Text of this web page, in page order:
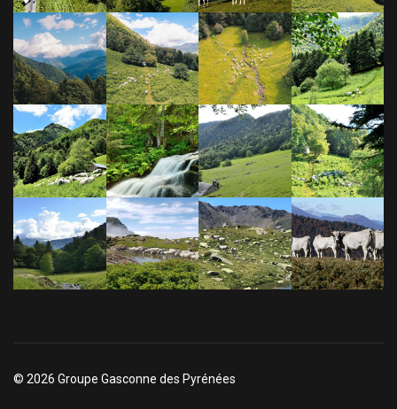
© 2026 Groupe Gasconne des Pyrénées